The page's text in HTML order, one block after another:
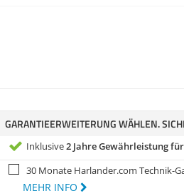
GARANTIEERWEITERUNG WÄHLEN.
Inklusive2 Jahre Gewährleistung
30 Monate Harlander.com Technik-
MEHR INFO